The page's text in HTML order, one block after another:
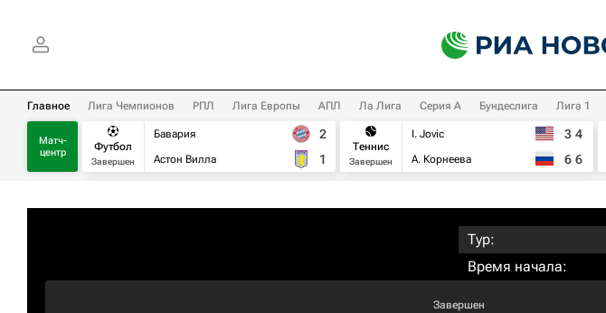
Главное Лига Чемпионов РПЛ Лига Европы АПЛ Ла Лига Серия А Бундеслига Лига 1
Матч-
центр
Футбол
Завершен
Бавария
Астон Вилла
2
1
Теннис
Завершен
I. Jovic
А. Корнеева
3 4
6 6
Тур:
Время начала:
Завершен